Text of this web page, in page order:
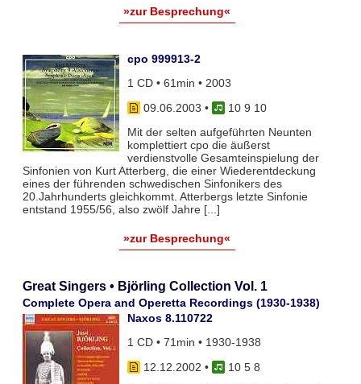
»zur Besprechung«
cpo 999913-2
1 CD • 61min • 2003
09.06.2003 •
10 9 10
Mit der selten aufgeführten Neunten
komplettiert cpo die äußerst
verdienstvolle Gesamteinspielung der
Sinfonien von Kurt Atterberg, die einer Wiederentdeckung
eines der führenden schwedischen Sinfonikers des
20.Jahrhunderts gleichkommt. Atterbergs letzte Sinfonie
entstand 1955/56, also zwölf Jahre [...]
»zur Besprechung«
Great Singers • Björling Collection Vol. 1
Complete Opera and Operetta Recordings (1930-1938)
Naxos 8.110722
1 CD • 71min • 1930-1938
12.12.2002 •
10 5 8